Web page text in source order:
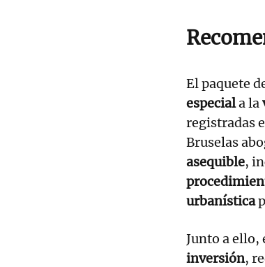
El paquete
especiala la
registradas
Bruselas
asequible,
urbanística
Junto a ello,
inversión,